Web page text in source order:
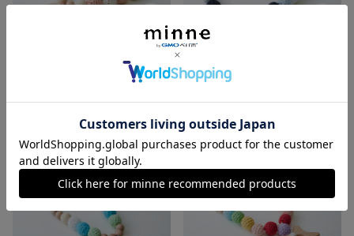
オーガニックコットン授乳ネックレス
2,500円
残り1点